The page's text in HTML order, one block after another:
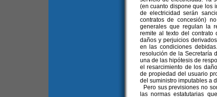
(en cuanto dispone que los
de electricidad serán
contratos de concesión)
generales que regulan la
remite al texto del
daños y perjuicios
en las condiciones
resolución de la Secretaría
una de las hipótesis de
el resarcimiento de los
de propiedad del usuario
del suministro imputables a
Pero sus previsiones no
las normas estatutarias